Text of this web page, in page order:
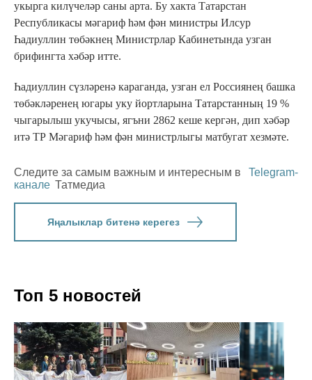
укырга килүчеләр саны арта. Бу хакта Татарстан
Республикасы мәгариф һәм фән министры Илсур
Һадиуллин төбәкнең Министрлар Кабинетында узган
брифингта хәбәр итте.
Һадиуллин сүзләренә караганда, узган ел Россиянең башка
төбәкләренең югары уку йортларына Татарстанның 19 %
чыгарылыш укучысы, ягъни 2862 кеше кергән, дип хәбәр
итә ТР Мәгариф һәм фән министрлыгы матбугат хезмәте.
Следите за самым важным и интересным в
Telegram-
канале Татмедиа
Яңалыклар битенә керегез
Топ 5 новостей